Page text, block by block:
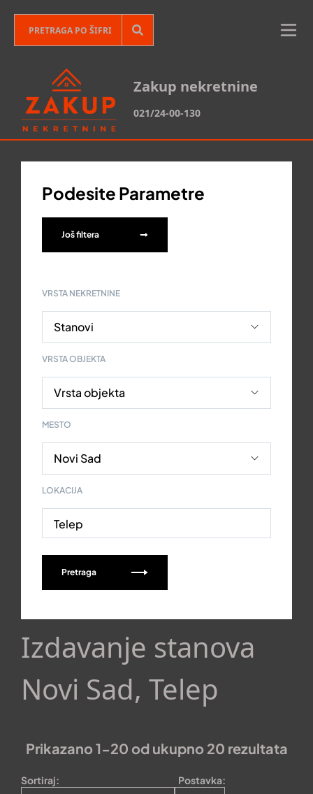
Zakup nekretnine
021/24-00-130
Podesite Parametre
Još filtera
VRSTA NEKRETNINE
VRSTA OBJEKTA
MESTO
LOKACIJA
Telep
Pretraga
Izdavanje stanova
Novi Sad, Telep
Prikazano 1-20 od ukupno 20 rezultata
Postavka:
Sortiraj: